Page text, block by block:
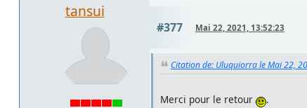
tansui
#377 Mai 22, 2021, 13:52:23
Citation de: Uluquiorra le Mai 22,
Merci pour le retour .